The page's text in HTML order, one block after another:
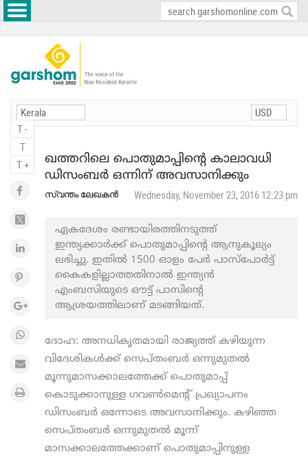
T -
T
T +
ഖത്തറിലെ പൊതുമാപ്പിന്റെ കാലാവധി
ഡിസംബര്‍ ഒന്നിന് അവസാനിക്കും
സ്വന്തം ലേഖകന്‍ Wednesday, November 23, 2016 12:23 pm
ഏകദേശം രണ്ടായിരത്തിനടുത്ത്
ഇന്ത്യക്കാര്‍ക്ക് പൊതുമാപ്പിന്റെ ആനുകൂല്യം
ലഭിച്ചു. ഇതില്‍ 1500 ഓളം പേര്‍ പാസ്‌പോര്‍ട്ട്
കൈകളില്ലാത്തതിനാല്‍ ഇന്ത്യന്‍
എംബസിയുടെ ഔട്ട് പാസിന്റെ
ആശ്രയത്തിലാണ് മടങ്ങിയത്.
ദോഹ: അനധികൃതമായി രാജ്യത്ത് കഴിയുന്ന
വിദേശികള്‍ക്ക് സെപ്തംബര്‍ ഒന്നുമുതല്‍
മൂന്നുമാസക്കാലത്തേക്ക് പൊതുമാപ്പ്
കൊടുക്കാനുള്ള ഗവണ്‍മെന്റ് പ്രഖ്യാപനം
ഡിസംബര്‍ ഒന്നോടെ അവസാനിക്കും. കഴിഞ്ഞ
സെപ്തംബര്‍ ഒന്നുമുതല്‍ മൂന്ന്
മാസക്കാലത്തേക്കാണ് പൊതുമാപ്പിനുള്ള